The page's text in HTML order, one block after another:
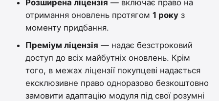
Розширена ліцензія — включає право на
отримання оновлень протягом 1 року з
моменту придбання.
Преміум ліцензія — надає безстроковий
доступ до всіх майбутніх оновлень. Крім
того, в межах ліцензії покупцеві надається
ексклюзивне право одноразово безкоштовно
замовити адаптацію модуля під свої розумні